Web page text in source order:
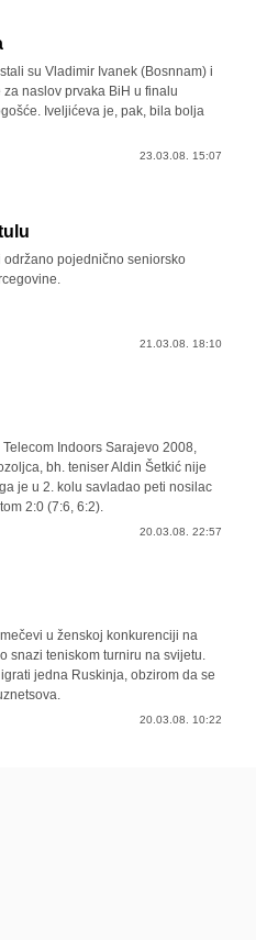
su Vladimir Ivanek (Bosnnam) i
naslov prvaka BiH u finalu
Iveljićeva je, pak, bila bolja
23.03.08. 15:07
održano pojednično seniorsko
21.03.08. 18:10
Indoors Sarajevo 2008,
bh. teniser Aldin Šetkić nije
je u 2. kolu savladao peti nosilac
2:0 (7:6, 6:2).
20.03.08. 22:57
u ženskoj konkurenciji na
snazi teniskom turniru na svijetu.
jedna Ruskinja, obzirom da se
20.03.08. 10:22